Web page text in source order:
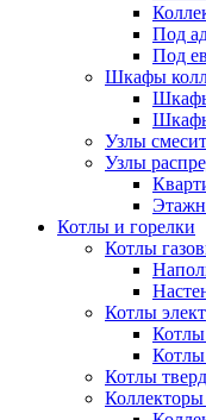
Под
Под
Шкафы
Узлы
Узлы
Котлы и горелки
Котлы
Котлы
Котлы
Котлы
Котлы
Коллекторы